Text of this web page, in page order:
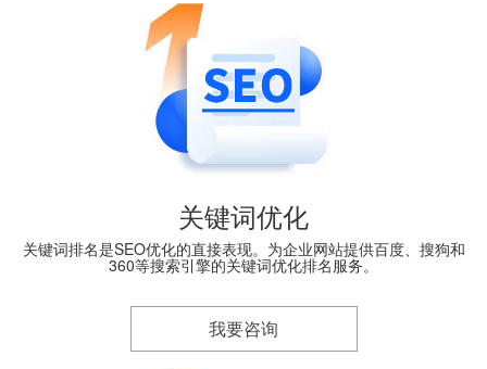
关键词优化
关键词排名是SEO优化的直接表现。为企业网站提供百度、搜狗和
360等搜索引擎的关键词优化排名服务。
我要咨询